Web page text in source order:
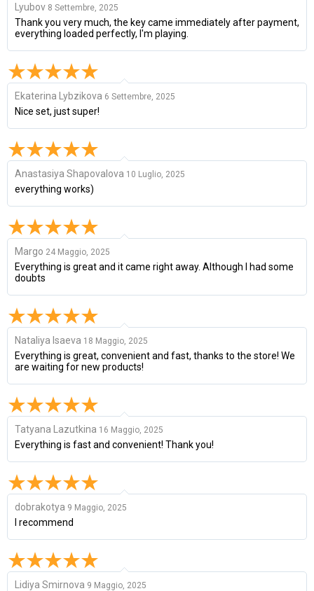
Lyubov 8 Settembre, 2025
Thank you very much, the key came immediately after payment,
everything loaded perfectly, I'm playing.
Ekaterina Lybzikova 6 Settembre, 2025
Nice set, just super!
Anastasiya Shapovalova 10 Luglio, 2025
everything works)
Margo 24 Maggio, 2025
Everything is great and it came right away. Although I had some
doubts
Nataliya Isaeva 18 Maggio, 2025
Everything is great, convenient and fast, thanks to the store! We
are waiting for new products!
Tatyana Lazutkina 16 Maggio, 2025
Everything is fast and convenient! Thank you!
dobrakotya 9 Maggio, 2025
I recommend
Lidiya Smirnova 9 Maggio, 2025